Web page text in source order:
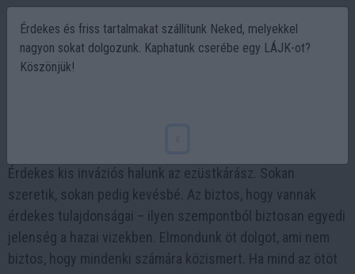
Érdekes kis inváziós halunk az ezüstkárász. Sokan
szeretik, sokan pedig kevésbé. Az biztos, hogy vannak
érdekes tulajdonságai – ilyen szempontból biztosan egyedi
jelenség a hazai vizekben. Elmondunk öt dolgot, ami nem
biztos, hogy mindenki számára közismert. Ha mind az ötöt
Érdekes és friss tartalmakat szállítunk Neked, melyekkel
nagyon sokat dolgozunk. Kaphatunk cserébe egy LÁJK-ot?
Köszönjük!